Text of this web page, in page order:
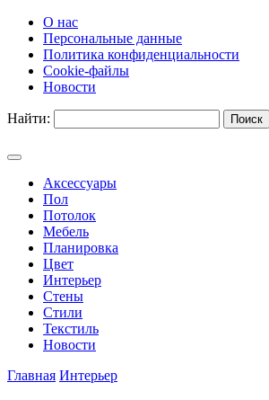
О нас
Персональные данные
Политика конфиденциальности
Cookie-файлы
Новости
Найти:
Аксессуары
Пол
Потолок
Мебель
Планировка
Цвет
Интерьер
Стены
Стили
Текстиль
Новости
Главная Интерьер